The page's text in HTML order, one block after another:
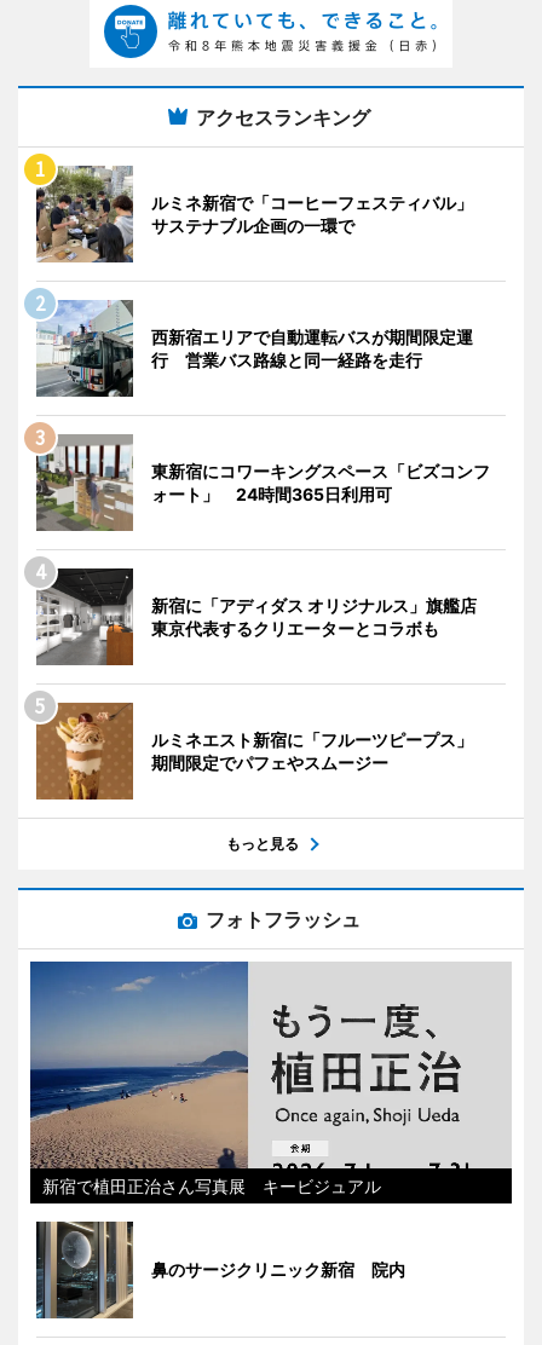
アクセスランキング
ルミネ新宿で「コーヒーフェスティバル」
サステナブル企画の一環で
西新宿エリアで自動運転バスが期間限定運
行 営業バス路線と同一経路を走行
東新宿にコワーキングスペース「ビズコンフ
ォート」 24時間365日利用可
新宿に「アディダス オリジナルス」旗艦店
東京代表するクリエーターとコラボも
ルミネエスト新宿に「フルーツピープス」
期間限定でパフェやスムージー
もっと見る
フォトフラッシュ
新宿で植田正治さん写真展 キービジュアル
鼻のサージクリニック新宿 院内